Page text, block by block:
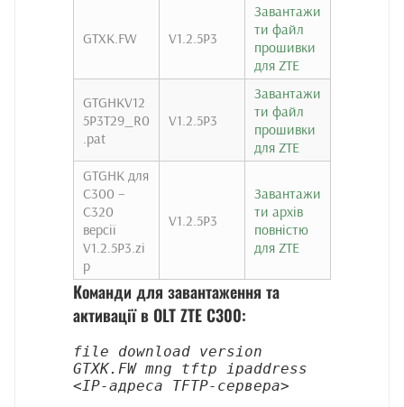
GTXK.FW V1.2.5P3
Завантажи
ти файл
прошивки
для ZTE
GTGHKV12
5P3T29_R0
.pat
V1.2.5P3
Завантажи
ти файл
прошивки
для ZTE
GTGHK для
C300 –
C320
версії
V1.2.5P3.zi
p
V1.2.5P3
Завантажи
ти архів
повністю
для ZTE
Команди для завантаження та
активації в OLT ZTE C300:
file download version
GTXK.FW mng tftp ipaddress
<IP‑адреса TFTP‑сервера>